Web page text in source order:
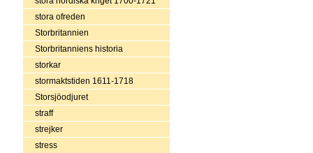
stora ofreden
Storbritannien
Storbritanniens historia
storkar
stormaktstiden 1611-1718
Storsjöodjuret
straff
strejker
stress